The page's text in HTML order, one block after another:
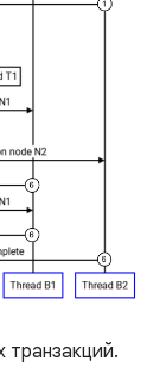
транзакций.